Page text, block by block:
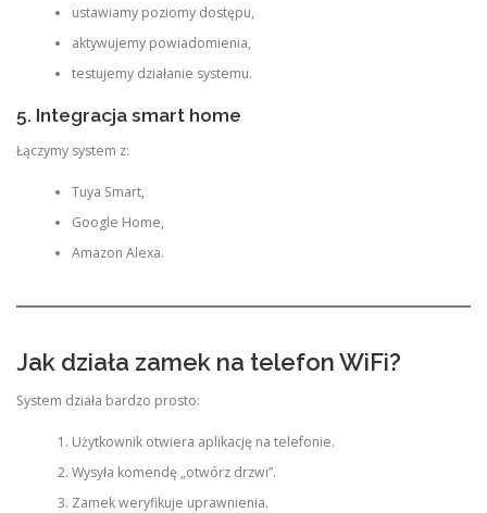
ustawiamy poziomy dostępu,
aktywujemy powiadomienia,
testujemy działanie systemu.
5. Integracja smart home
Łączymy system z:
Tuya Smart,
Google Home,
Amazon Alexa.
Jak działa zamek na telefon WiFi?
System działa bardzo prosto:
Użytkownik otwiera aplikację na telefonie.
Wysyła komendę „otwórz drzwi”.
Zamek weryfikuje uprawnienia.